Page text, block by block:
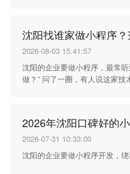
沈阳找谁家做小程序
2026-08-03 15:41:57
沈阳的企业要做小程序，最常
做？” 问了一圈，有人说这家
2026年沈阳口碑好的
2026-07-31 10:33:00
沈阳的企业要做小程序开发，